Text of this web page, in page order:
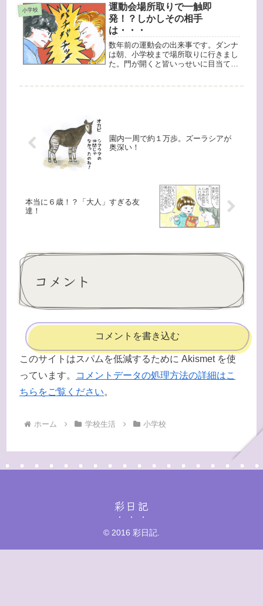
事実と異なることは多少あると思いま
す）。...
小学校
運動会場所取りで一触即
発！？しかしその相手
は・・・
数年前の運動会の出来事です。ダンナ
は朝、小学校まで場所取りに行きまし
た。門が開くと皆いっせいに目当ての
園内一周で約１万歩。ズーラシアが
奥深い！
本当に６歳！？「大人」すぎる友
達！
コメント
コメントを書き込む
このサイトはスパムを低減するために Akismet を使
っています。
コメントデータの処理方法の詳細はこ
ちらをご覧ください。
ホーム 学校生活 小学校
彩日記
© 2016 彩日記.